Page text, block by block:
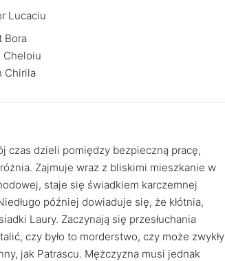
Lucaciu
Bora
Cheloiu
Chirila
czas dzieli pomiędzy bezpieczną pracę,
Zajmuje wraz z bliskimi mieszkanie w
staje się świadkiem karczemnej
później dowiaduje się, że kłótnia,
Laury. Zaczynają się przesłuchania
czy było to morderstwo, czy może zwykły
jak Patrascu. Mężczyzna musi jednak